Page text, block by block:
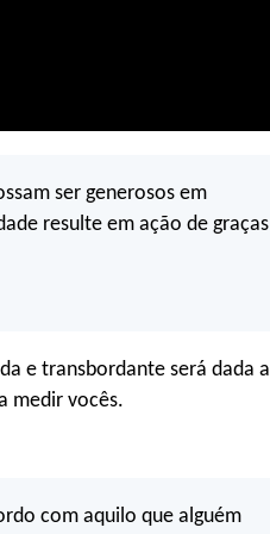
ser generosos em
resulte em ação de graças
e transbordante será dada a
medir vocês.
com aquilo que alguém